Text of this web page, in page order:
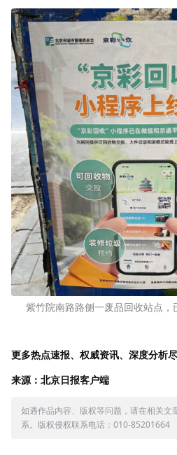
紫竹院南路路侧一废品回收站点，
更多热点速报、权威资讯、深度分析
来源：北京日报客户端
如遇作品内容、版权等问题，请在相关文
系。版权侵权联系电话：010-85201664